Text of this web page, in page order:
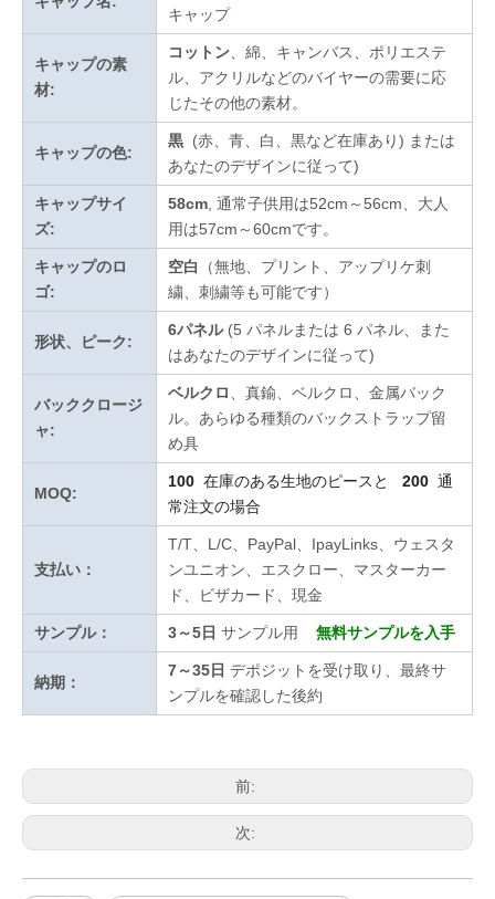
キャップ
キャップの素
材:
コットン 、綿、キャンバス、ポリエステ
ル、アクリルなどのバイヤーの需要に応
じたその他の素材。
キャップの色:
黒 (赤、青、白、黒など在庫あり) または
あなたのデザインに従って)
キャップサイ
ズ:
58cm , 通常子供用は52cm～56cm、大人
用は57cm～60cmです。
キャップのロ
ゴ:
空白
（無地、プリント、アップリケ刺
繍、刺繍等も可能です）
形状、ピーク:
6パネル (5 パネルまたは 6 パネル、また
はあなたのデザインに従って)
バッククロージ
ャ:
ベルクロ
、真鍮、ベルクロ、金属バック
ル。あらゆる種類のバックストラップ留
め具
MOQ:
100 在庫のある生地のピースと 200 通
常注文の場合
支払い：
T/T、L/C、PayPal、IpayLinks、ウェスタ
ンユニオン、エスクロー、マスターカー
ド、ビザカード、現金
サンプル： 3～5日 サンプル用 無料サンプルを入手
納期：
7～35日 デポジットを受け取り、最終サ
ンプルを確認した後約
前:
次: